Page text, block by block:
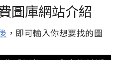
圖庫網站介紹
，即可輸入你想要找的圖